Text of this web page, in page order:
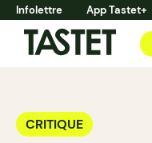
Infolettre App Tastet+
CRITIQUE